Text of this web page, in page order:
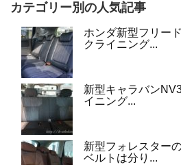
カテゴリー別の人気記事
ホンダ新型フリー
クライニング...
新型キャラバン
イニング...
新型フォレスター
ベルトは分り...